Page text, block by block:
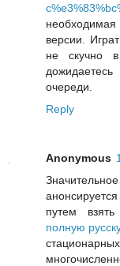
версии.
не скучно
очереди.
Reply
Anonymous
путем
полную